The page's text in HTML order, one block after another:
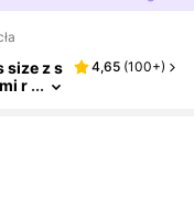
size z s
r
4,65 (100+)